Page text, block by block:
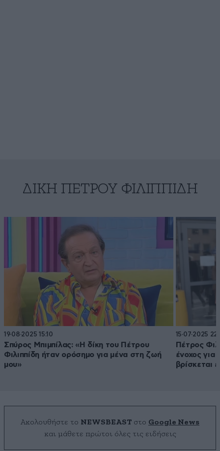
ΔΊΚΗ ΠΈΤΡΟΥ ΦΙΛΙΠΠΊΔΗ
19·08·2025 15:10
Σπύρος Μπιμπίλας: «Η δίκη του Πέτρου
Φιλιππίδη ήταν ορόσημο για μένα στη ζωή
μου»
15·07·2025
Πέτρος
ένοχος για
βρίσκεται
Ακολουθήστε το NEWSBEAST στο Google News
και μάθετε πρώτοι όλες τις ειδήσεις